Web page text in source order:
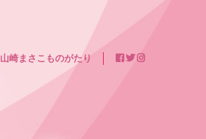
山崎まさこものがたり